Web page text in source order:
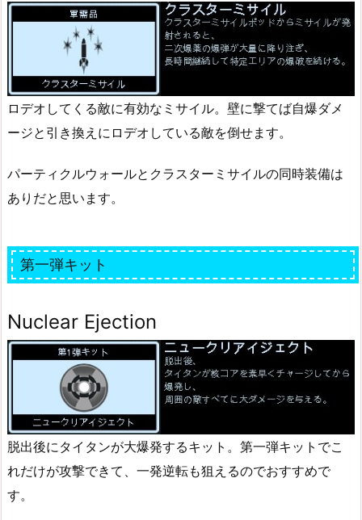
ロデオしてくる敵に有効なミサイル。壁に撃てば自爆ダメ
ージと引き換えにロデオしている敵を倒せます。
パーティクルウォールとクラスターミサイルの同時装備は
ありだと思います。
第一弾キット
Nuclear Ejection
脱出後にタイタンが大爆発するキット。第一弾キットでこ
れだけが攻撃できて、一発逆転も狙えるのでおすすめで
す。